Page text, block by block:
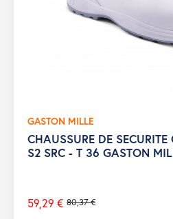
GASTON MILLE
CHAUSSURE DE
S2 SRC - T 36 GASTON
Prix
80,37 €
59,29 €